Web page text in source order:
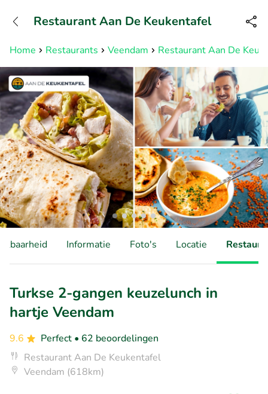
Bereikbaar tot 23:00 uur
Home Restaurants Veendam Restaurant Aan De
Restaurant Aan De Keukentafel
Informatie Foto's Locatie
Turkse 2-gangen keuzelunch in
hartje Veendam
9.6 Perfect • 62 beoordelingen
Restaurant Aan De Keukentafel
Veendam (618km)